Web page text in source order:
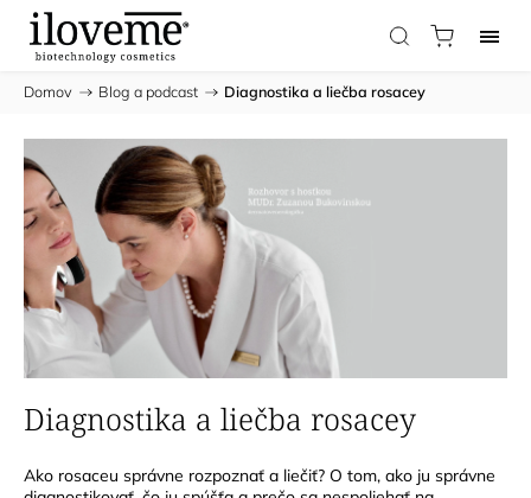
Domov / Blog a podcast / Diagnostika a liečba rosacey
Diagnostika a liečba rosacey
Ako rosaceu správne rozpoznať a liečiť? O tom, ako ju správne